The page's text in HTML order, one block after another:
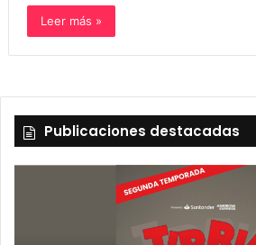
Leer más »
Publicaciones destacadas